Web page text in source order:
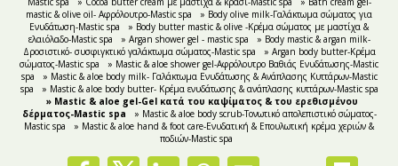
mastic & olive oil- Αφρόλουτρο-Mastic spa
» Body olive milk-Γαλάκτωμα σώματος για
Ενυδάτωση-Mastic spa
» Body butter mastic & olive -Κρέμα σώματος με μαστίχα &
ελαιόλαδο-Mastic spa
» Argan shower gel - mastic spa
» Body mastic & argan milk-
Δροσιστικό- συσφιγκτικό γαλάκτωμα σώματος-Mastic spa
» Argan body butter-Κρέμα
σώματος-Mastic spa
» Mastic & aloe shower gel-Αφρόλουτρο Βαθιάς Ενυδάτωσης-Mastic
spa
» Mastic & aloe body milk- Γαλάκτωμα Ενυδάτωσης & Ανάπλασης Κυττάρων-Mastic
spa
» Mastic & aloe body butter- Kρέμα ενυδάτωσης & ανάπλασης κυττάρων-Mastic spa
» Mastic & aloe gel-Gel κατά του καψίματος & του ερεθισμένου
δέρματος-Mastic spa
» Mastic & aloe body scrub-Τονωτικό απολεπιστικό σώματος-
Mastic spa
» Mastic & aloe hand & foot care-Ενυδατική & Επουλωτική κρέμα χεριών &
ποδιών-Mastic spa